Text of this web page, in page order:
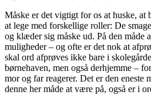
Måske er det vigtigt for os at huske, at
at lege med forskellige roller: De
og klæder sig måske ud. På den måde
muligheder – og ofte er det nok at
skal ord afprøves ikke bare i
børnehaven, men også derhjemme –
mor og far reagerer. Det er den eneste
denne her måde at være på, også er i